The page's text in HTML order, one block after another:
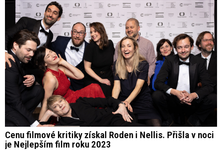
Cenu filmové kritiky získal Roden i Nellis. Přišla v noci
je Nejlepším film roku 2023